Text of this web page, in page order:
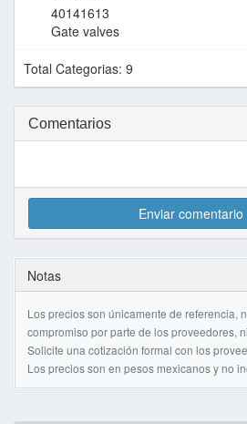
40141613
Gate valves
Total Categorias: 9
Comentarios
Enviar comentario
Notas
Los precios son únicamente de referencia,
compromiso por parte de los proveedores,
Solicite una cotización formal con los
Los precios son en pesos mexicanos y no